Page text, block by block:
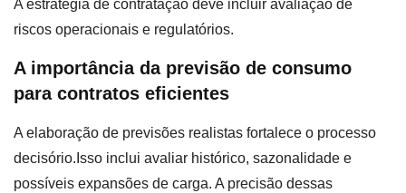
A estratégia de contratação deve incluir avaliação de
riscos operacionais e regulatórios.
A importância da previsão de consumo
para contratos eficientes
A elaboração de previsões realistas fortalece o processo
decisório.Isso inclui avaliar histórico, sazonalidade e
possíveis expansões de carga. A precisão dessas